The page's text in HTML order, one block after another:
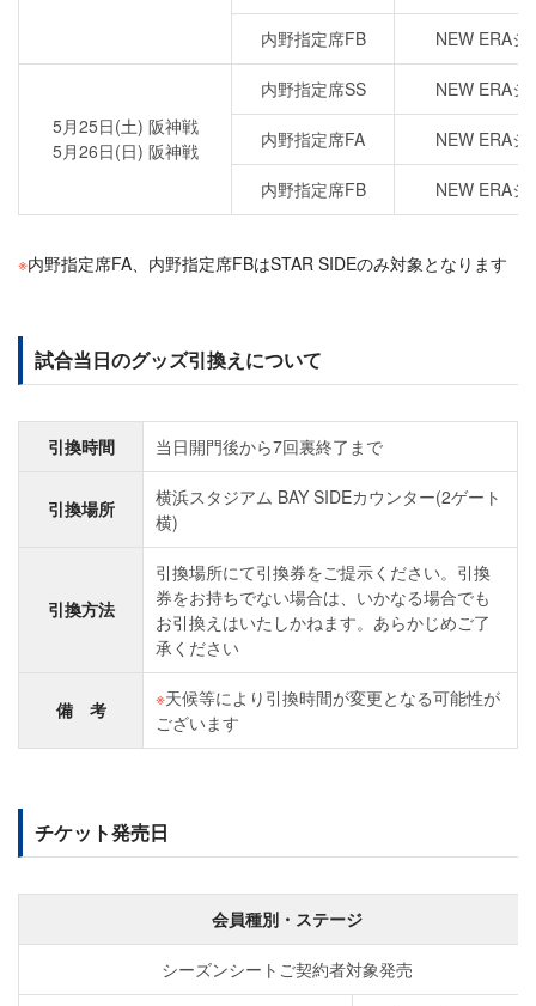
内野指定席FB NEW ERAシ
5月25日(土) 阪神戦
5月26日(日) 阪神戦
内野指定席SS NEW ERAシ
内野指定席FA NEW ERAシ
内野指定席FB NEW ERAシ
※内野指定席FA、内野指定席FBはSTAR SIDEのみ対象となります
試合当日のグッズ引換えについて
引換時間 当日開門後から7回裏終了まで
引換場所
横浜スタジアム BAY SIDEカウンター(2ゲート
横)
引換方法
引換場所にて引換券をご提示ください。引換
券をお持ちでない場合は、いかなる場合でも
お引換えはいたしかねます。あらかじめご了
承ください
備 考 ※天候等により引換時間が変更となる可能性が
ございます
チケット発売日
会員種別・ステージ
シーズンシートご契約者対象発売